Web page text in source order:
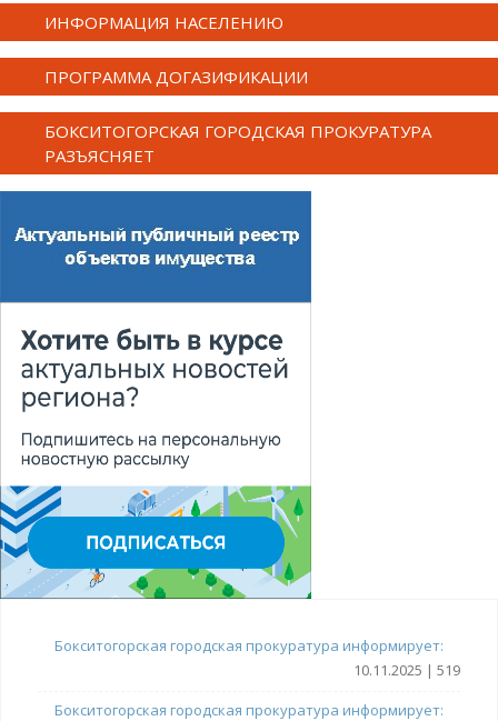
ИНФОРМАЦИЯ НАСЕЛЕНИЮ
ПРОГРАММА ДОГАЗИФИКАЦИИ
БОКСИТОГОРСКАЯ ГОРОДСКАЯ ПРОКУРАТУРА
РАЗЪЯСНЯЕТ
Бокситогорская городская прокуратура информирует:
10.11.2025 | 519
Бокситогорская городская прокуратура информирует: